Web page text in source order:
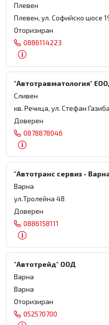
Плевен
Плевен, ул. Софийско шосе
Оторизиран
0886114223
"Автотравматология"
Сливен
кв. Речица, ул. Стефан
Доверен
0878878046
"Автотранс сервиз -
Варна
ул.Тролейна 48
Доверен
0886158111
"Автотрейд" ООД
Варна
Варна
Оторизиран
052570700